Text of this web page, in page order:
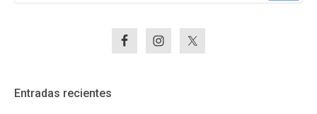
Entradas recientes